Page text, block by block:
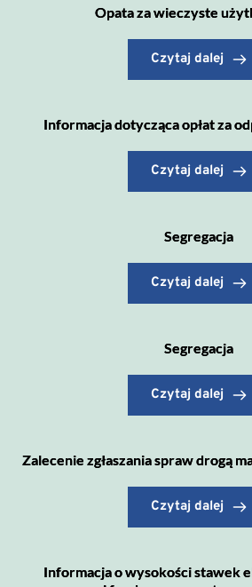
Opata za wieczyste
Czytaj dalej
Informacja dotycząca opłat za
Czytaj dalej
Segregacja
Czytaj dalej
Segregacja
Czytaj dalej
Zalecenie zgłaszania spraw drogą
Czytaj dalej
Informacja o wysokości stawek